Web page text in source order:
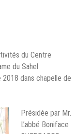
du Centre
du Sahel
dans chapelle de
Présidée par Mr.
L’abbé Boniface